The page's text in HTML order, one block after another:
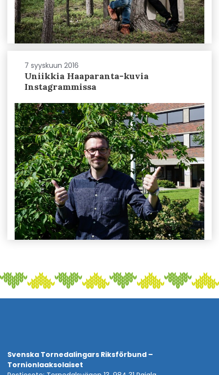
7 syyskuun 2016
Uniikkia Haaparanta-kuvia
Instagrammissa
Svenska Tornedalingars Riksförbund –
Tornionlaaksolaiset